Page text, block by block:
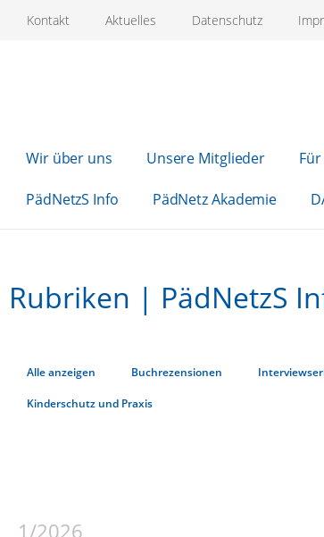
Kontakt Aktuelles Datenschutz
Wir über uns Unsere Mitglieder
PädNetzS Info PädNetz Akademie
Rubriken | PädNetzS
Alle anzeigen Buchrezensionen
Kinderschutz und Praxis
1/2026